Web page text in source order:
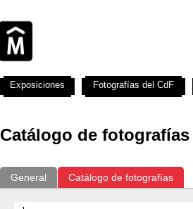
Catálogo de fotografías
General Catálogo de fotografías
Exposiciones Fotografías del CdF